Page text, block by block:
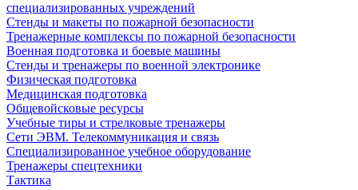
специализированных учреждений
Стенды и макеты по пожарной безопасности
Тренажерные комплексы по пожарной безопасности
Военная подготовка и боевые машины
Стенды и тренажеры по военной электронике
Физическая подготовка
Медицинская подготовка
Общевойсковые ресурсы
Учебные тиры и стрелковые тренажеры
Сети ЭВМ. Телекоммуникация и связь
Специализированное учебное оборудование
Тренажеры спецтехники
Тактика